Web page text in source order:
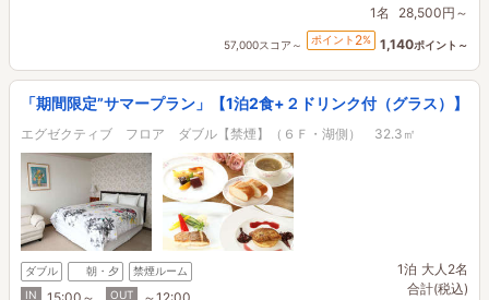
1名 28,500円～
57,000スコア～ ポイント 2% 1,140ポイント～
「期間限定”サマープラン」【1泊2食+２ドリンク付（グラス）】
エグゼクティブ フロア ダブル【禁煙】（６Ｆ・湖側） 32.3㎡
ダブル 朝・夕
禁煙ルーム
IN
OUT
1泊 大人2名
合計(税込)